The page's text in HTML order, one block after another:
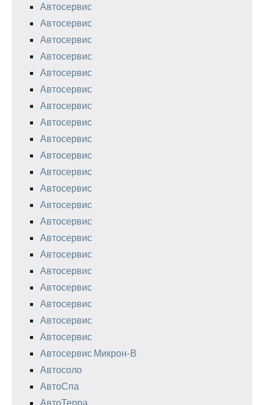
Автосервис
Автосервис
Автосервис
Автосервис
Автосервис
Автосервис
Автосервис
Автосервис
Автосервис
Автосервис
Автосервис
Автосервис
Автосервис
Автосервис
Автосервис
Автосервис
Автосервис
Автосервис
Автосервис
Автосервис
Автосервис
Автосервис Микрон-В
Автосоло
АвтоСпа
АвтоТерра